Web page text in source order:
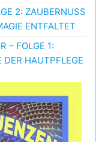
2: ZAUBERNUSS
ENTFALTET
– FOLGE 1:
DER HAUTPFLEGE